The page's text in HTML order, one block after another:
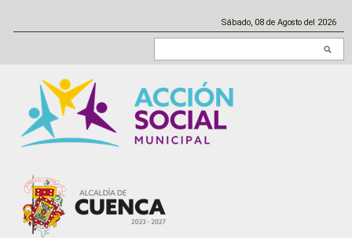
Sábado, 08 de Agosto del 2026